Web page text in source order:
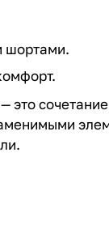
шортами.
— это